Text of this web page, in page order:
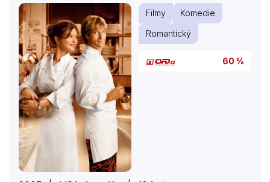
Filmy
Komedie
Romantický
60 %